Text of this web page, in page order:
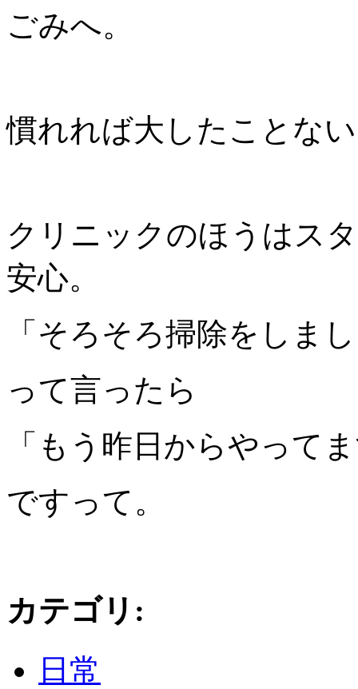
ごみへ。
慣れれば大したことな
クリニックのほうはス
安心。
「そろそろ掃除をしま
って言ったら
「もう昨日からやって
ですって。
カテゴリ :
日常